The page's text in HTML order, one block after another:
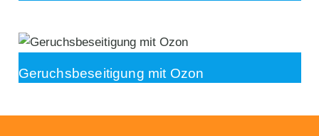
Geruchsbeseitigung mit Ozon